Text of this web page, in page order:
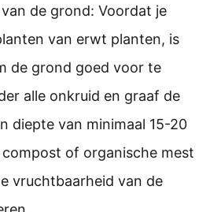
de grond: Voordat je
van erwt planten, is
de grond goed voor te
alle onkruid en graaf de
diepte van minimaal 15-20
of organische mest
vruchtbaarheid van de